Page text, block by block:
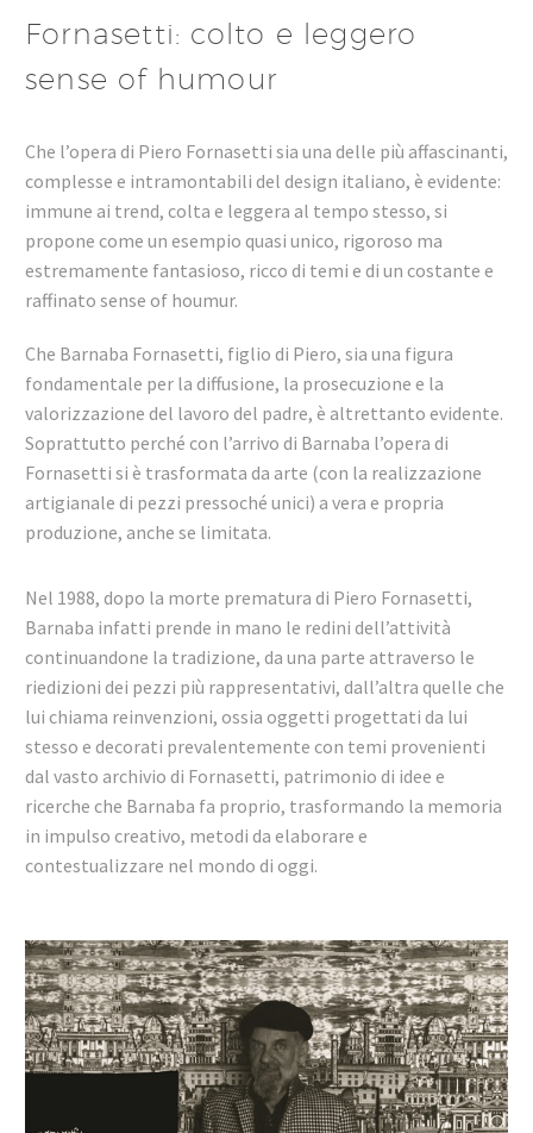
Fornasetti: colto e leggero
sense of humour
Che l’opera di Piero Fornasetti sia una delle più affascinanti,
complesse e intramontabili del design italiano, è evidente:
immune ai trend, colta e leggera al tempo stesso, si
propone come un esempio quasi unico, rigoroso ma
estremamente fantasioso, ricco di temi e di un costante e
raffinato sense of houmur.
Che Barnaba Fornasetti, figlio di Piero, sia una figura
fondamentale per la diffusione, la prosecuzione e la
valorizzazione del lavoro del padre, è altrettanto evidente.
Soprattutto perché con l’arrivo di Barnaba l’opera di
Fornasetti si è trasformata da arte (con la realizzazione
artigianale di pezzi pressoché unici) a vera e propria
produzione, anche se limitata.
Nel 1988, dopo la morte prematura di Piero Fornasetti,
Barnaba infatti prende in mano le redini dell’attività
continuandone la tradizione, da una parte attraverso le
riedizioni dei pezzi più rappresentativi, dall’altra quelle che
lui chiama reinvenzioni, ossia oggetti progettati da lui
stesso e decorati prevalentemente con temi provenienti
dal vasto archivio di Fornasetti, patrimonio di idee e
ricerche che Barnaba fa proprio, trasformando la memoria
in impulso creativo, metodi da elaborare e
contestualizzare nel mondo di oggi.